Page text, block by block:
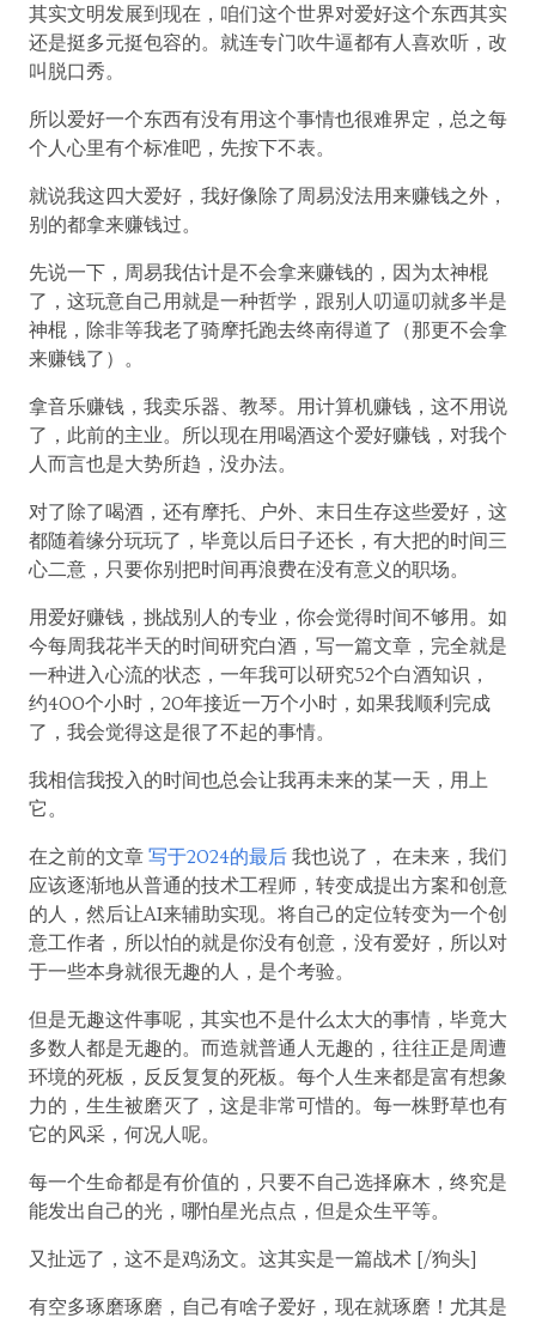
其实文明发展到现在，咱们这个世界对爱好这个东西其实
还是挺多元挺包容的。就连专门吹牛逼都有人喜欢听，改
叫脱口秀。
所以爱好一个东西有没有用这个事情也很难界定，总之每
个人心里有个标准吧，先按下不表。
就说我这四大爱好，我好像除了周易没法用来赚钱之外，
别的都拿来赚钱过。
先说一下，周易我估计是不会拿来赚钱的，因为太神棍
了，这玩意自己用就是一种哲学，跟别人叨逼叨就多半是
神棍，除非等我老了骑摩托跑去终南得道了（那更不会拿
来赚钱了）。
拿音乐赚钱，我卖乐器、教琴。用计算机赚钱，这不用说
了，此前的主业。所以现在用喝酒这个爱好赚钱，对我个
人而言也是大势所趋，没办法。
对了除了喝酒，还有摩托、户外、末日生存这些爱好，这
都随着缘分玩玩了，毕竟以后日子还长，有大把的时间三
心二意，只要你别把时间再浪费在没有意义的职场。
用爱好赚钱，挑战别人的专业，你会觉得时间不够用。如
今每周我花半天的时间研究白酒，写一篇文章，完全就是
一种进入心流的状态，一年我可以研究52个白酒知识，
约400个小时，20年接近一万个小时，如果我顺利完成
了，我会觉得这是很了不起的事情。
我相信我投入的时间也总会让我再未来的某一天，用上
它。
在之前的文章 写于2024的最后 我也说了， 在未来，我们
应该逐渐地从普通的技术工程师，转变成提出方案和创意
的人，然后让AI来辅助实现。将自己的定位转变为一个创
意工作者，所以怕的就是你没有创意，没有爱好，所以对
于一些本身就很无趣的人，是个考验。
但是无趣这件事呢，其实也不是什么太大的事情，毕竟大
多数人都是无趣的。而造就普通人无趣的，往往正是周遭
环境的死板，反反复复的死板。每个人生来都是富有想象
力的，生生被磨灭了，这是非常可惜的。每一株野草也有
它的风采，何况人呢。
每一个生命都是有价值的，只要不自己选择麻木，终究是
能发出自己的光，哪怕星光点点，但是众生平等。
又扯远了，这不是鸡汤文。这其实是一篇战术 [/狗头]
有空多琢磨琢磨，自己有啥子爱好，现在就琢磨！尤其是